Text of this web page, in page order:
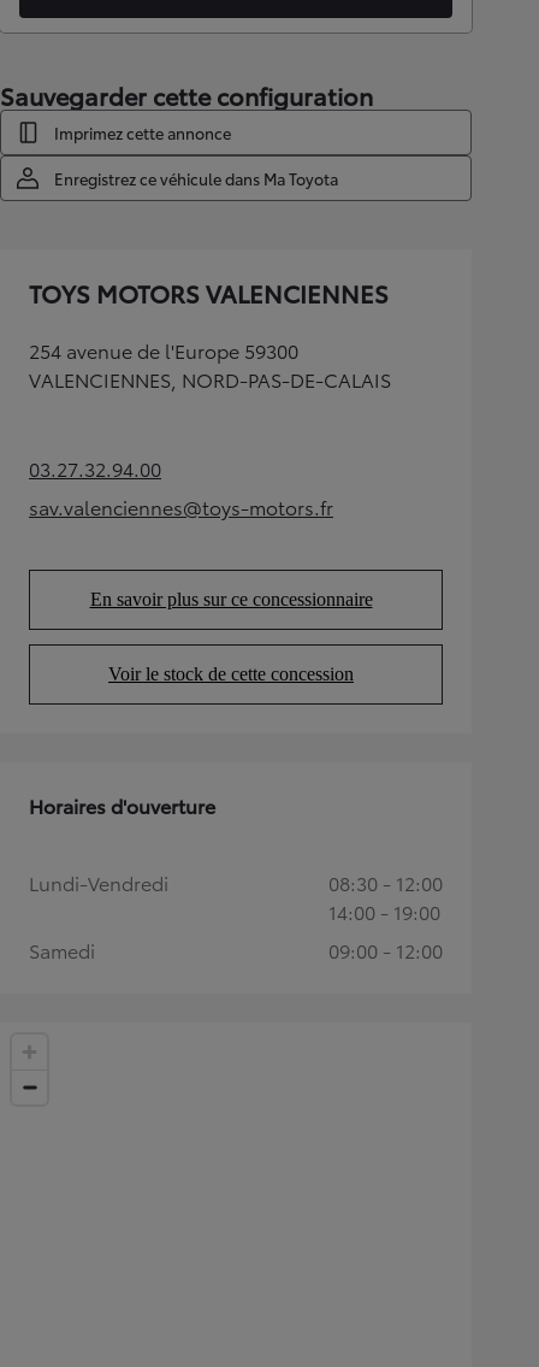
Sauvegarder cette configuration
Imprimez cette annonce
Enregistrez ce véhicule dans Ma Toyota
TOYS MOTORS VALENCIENNES
254 avenue de l'Europe 59300
VALENCIENNES, NORD-PAS-DE-CALAIS
03.27.32.94.00(Opens in new tab)
sav.valenciennes@toys-motors.fr
(Opens in new tab)
En savoir plus sur ce concessionnaire
(Opens in new tab)
Voir le stock de cette concession
(Opens in new tab)
Horaires d'ouverture
Lundi-Vendredi
08:30 - 12:00
14:00 - 19:00
Samedi
09:00 - 12:00